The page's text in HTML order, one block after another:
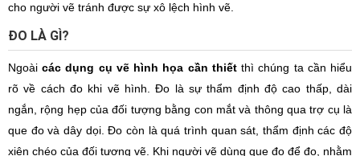
cho người vẽ tránh được sự xô lệch hình vẽ.
ĐO LÀ GÌ?
Ngoàicác dụng cụ vẽ hình họa cần thiếtthì chúng ta cần hiểu
rõ về cách đo khi vẽ hình. Đo là sự thẩm định độ cao thấp, dài
ngắn, rộng hẹp của đối tượng bằng con mắt và thông qua trợ cụ là
que đo và dây dọi. Đo còn là quá trình quan sát, thẩm định các độ
xiên chéo của đối tượng vẽ. Khi người vẽ dùng que đo để đo, nhằm